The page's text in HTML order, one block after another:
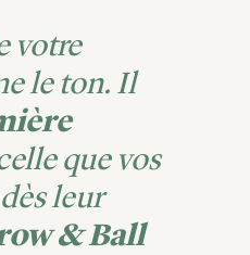
votre
le ton. Il
que vos
leur
& Ball